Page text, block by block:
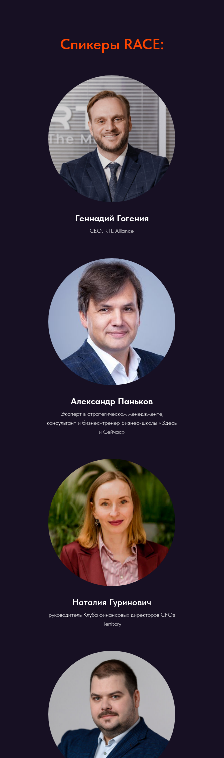
Спикеры RACE:
Геннадий Гогения
CEO, RTL Alliance
Александр Паньков
Эксперт в стратегическом менеджменте,
консультант и бизнес-тренер Бизнес-школы «Здесь
и Сейчас»
Наталия Гуринович
руководитель Клуба финансовых директоров CFOs
Territory